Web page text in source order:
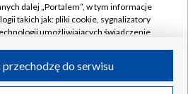
Kontakt
Kanały
Polska S.A. w likwidacji
dalej „Portalem”, w tym informacje
takich jak: pliki cookie, sygnalizatory
umożliwiających świadczenie
do serwisu